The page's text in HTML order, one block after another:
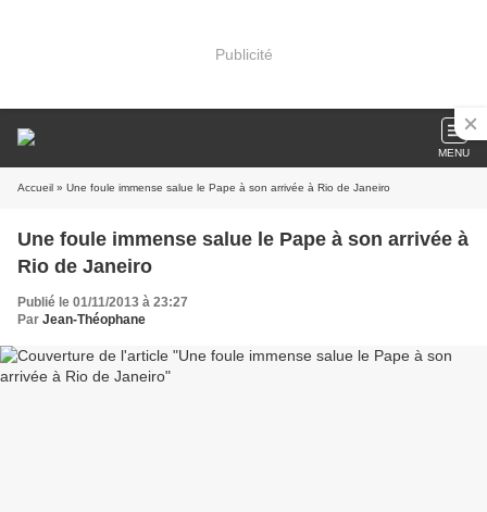
Publicité
MENU
Accueil » Une foule immense salue le Pape à son arrivée à Rio de Janeiro
Une foule immense salue le Pape à son arrivée à
Rio de Janeiro
Publié le 01/11/2013 à 23:27
Par Jean-Théophane